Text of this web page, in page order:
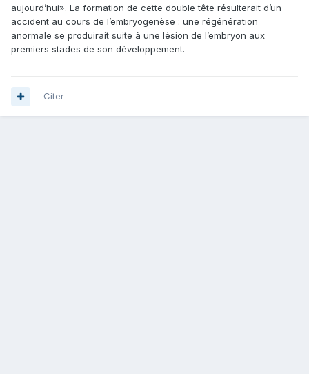
aujourd’hui». La formation de cette double tête résulterait d’un
accident au cours de l’embryogenèse : une régénération
anormale se produirait suite à une lésion de l’embryon aux
premiers stades de son développement.
Citer